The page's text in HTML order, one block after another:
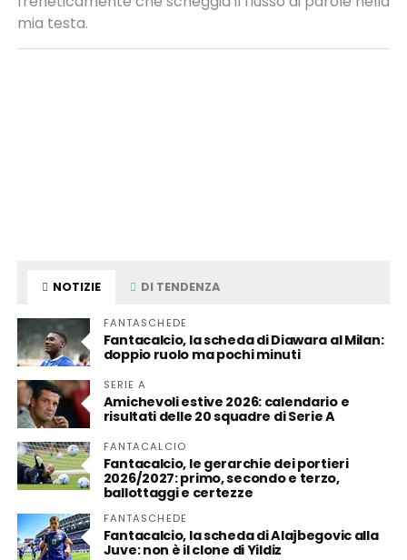
mia testa.
NOTIZIE DI TENDENZA
FANTASCHEDE
Fantacalcio, la scheda di Diawara al Milan:
doppio ruolo ma pochi minuti
SERIE A
Amichevoli estive 2026: calendario e
risultati delle 20 squadre di Serie A
FANTACALCIO
Fantacalcio, le gerarchie dei portieri
2026/2027: primo, secondo e terzo,
ballottaggi e certezze
FANTASCHEDE
Fantacalcio, la scheda di Alajbegovic alla
Juve: non è il clone di Yildiz